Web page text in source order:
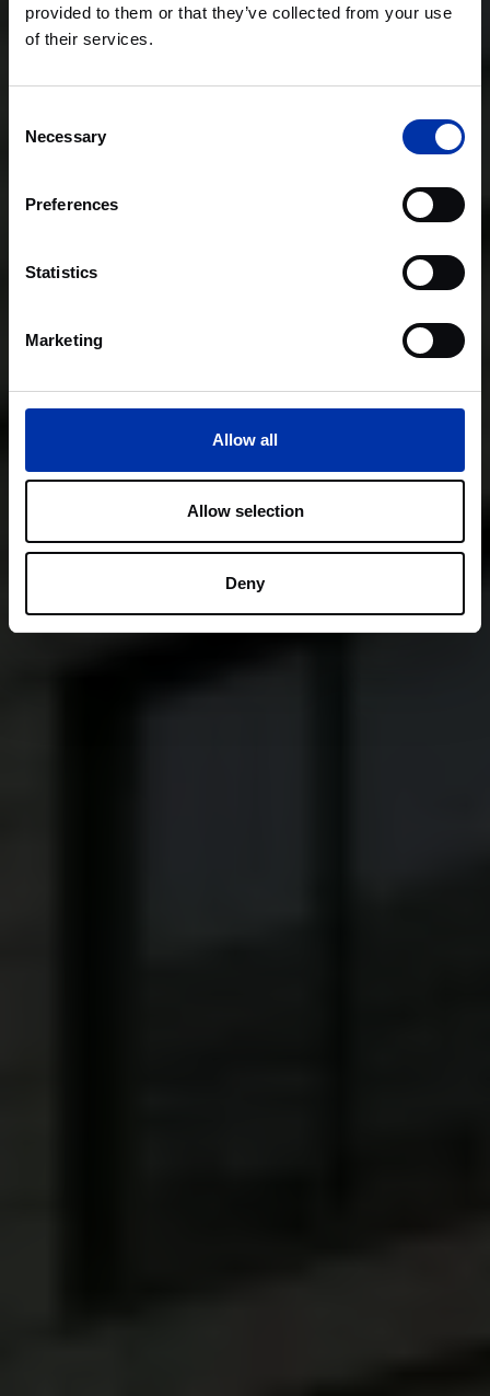
provided to them or that they’ve collected from your use
of their services.
Selection
Necessary
Preferences
Statistics
Marketing
Allow all
Allow selection
Deny